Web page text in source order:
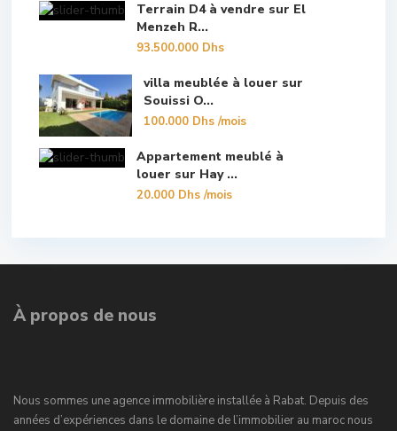
Terrain D4 à vendre sur El
Menzeh R...
93.500.000 Dhs
villa meublée à louer sur
Souissi O...
100.000 Dhs/mois
Appartement meublé à
louer sur Hay ...
20.000 Dhs/mois
À propos de nous
Nous sommes une agence immobilière installée à Rabat. Depuis des
années d’expériences dans le domaine de l’immobilier au maroc nous